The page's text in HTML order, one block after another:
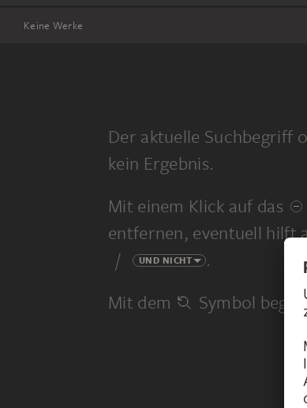
Keine Werke
Der aktuelle Suchbegriff
kein Ergebnis.
Mit einem Klick auf das
entfernen, eventuell hilft
/ UND NICHT
.
Mit dem
Symbol